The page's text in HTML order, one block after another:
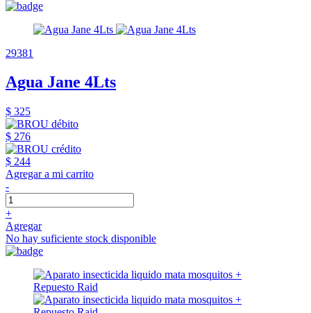
29381
Agua Jane 4Lts
$ 325
$ 276
$ 244
Agregar a mi carrito
-
+
Agregar
No hay suficiente stock disponible